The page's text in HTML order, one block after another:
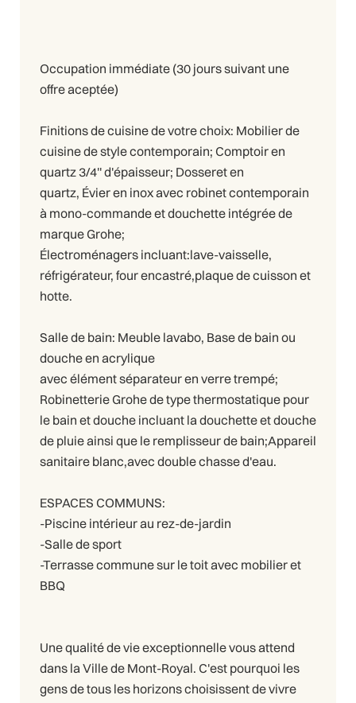
Occupation immédiate (30 jours suivant une
offre aceptée)
Finitions de cuisine de votre choix: Mobilier de
cuisine de style contemporain; Comptoir en
quartz 3/4'' d'épaisseur; Dosseret en
quartz, Évier en inox avec robinet contemporain
à mono-commande et douchette intégrée de
marque Grohe;
Électroménagers incluant:lave-vaisselle,
réfrigérateur, four encastré,plaque de cuisson et
hotte.
Salle de bain: Meuble lavabo, Base de bain ou
douche en acrylique
avec élément séparateur en verre trempé;
Robinetterie Grohe de type thermostatique pour
le bain et douche incluant la douchette et douche
de pluie ainsi que le remplisseur de bain;Appareil
sanitaire blanc,avec double chasse d'eau.
ESPACES COMMUNS:
-Piscine intérieur au rez-de-jardin
-Salle de sport
-Terrasse commune sur le toit avec mobilier et
BBQ
Une qualité de vie exceptionnelle vous attend
dans la Ville de Mont-Royal. C'est pourquoi les
gens de tous les horizons choisissent de vivre